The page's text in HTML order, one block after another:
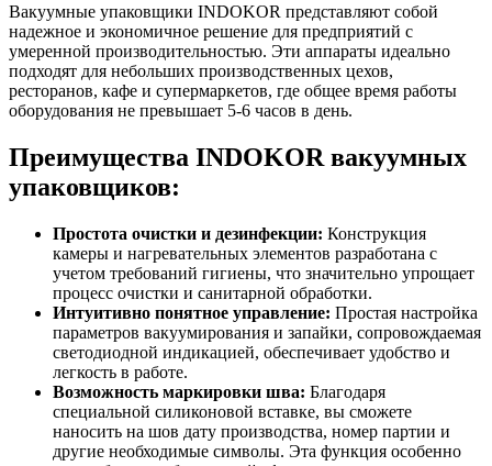
Вакуумные упаковщики INDOKOR представляют собой
надежное и экономичное решение для предприятий с
умеренной производительностью. Эти аппараты идеально
подходят для небольших производственных цехов,
ресторанов, кафе и супермаркетов, где общее время работы
оборудования не превышает 5-6 часов в день.
Преимущества INDOKOR вакуумных
упаковщиков:
Простота очистки и дезинфекции: Конструкция
камеры и нагревательных элементов разработана с
учетом требований гигиены, что значительно упрощает
процесс очистки и санитарной обработки.
Интуитивно понятное управление: Простая настройка
параметров вакуумирования и запайки, сопровождаемая
светодиодной индикацией, обеспечивает удобство и
легкость в работе.
Возможность маркировки шва: Благодаря
специальной силиконовой вставке, вы сможете
наносить на шов дату производства, номер партии и
другие необходимые символы. Эта функция особенно